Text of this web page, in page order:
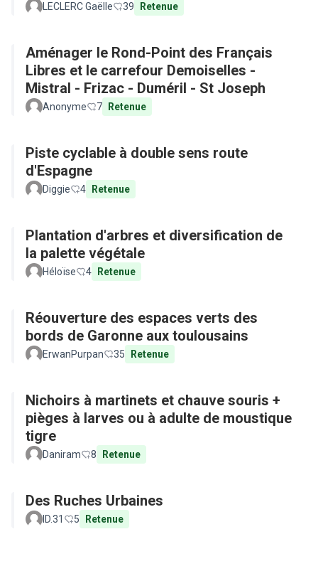
LECLERC Gaëlle 39 Retenue
Aménager le Rond-Point des Français
Libres et le carrefour Demoiselles -
Mistral - Frizac - Duméril - St Joseph
Anonyme 7 Retenue
Piste cyclable à double sens route
d'Espagne
Diggie 4 Retenue
Plantation d'arbres et diversification de
la palette végétale
Héloïse 4 Retenue
Réouverture des espaces verts des
bords de Garonne aux toulousains
ErwanPurpan 35 Retenue
Nichoirs à martinets et chauve souris +
pièges à larves ou à adulte de moustique
tigre
Daniram 8 Retenue
Des Ruches Urbaines
ID.31 5 Retenue